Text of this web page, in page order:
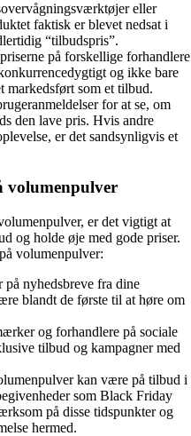
eller
faktisk er blevet nedsat i
“tilbudspris”.
på forskellige forhandlere
og ikke bare
markedsført som et tilbud.
for at se, om
den lave pris. Hvis andre
er det sandsynligvis et
volumenpulver
er det vigtigt at
og holde øje med gode priser.
volumenpulver:
nyhedsbreve fra dine
blandt de første til at høre om
og forhandlere på sociale
tilbud og kampagner med
kan være på tilbud i
som Black Friday
på disse tidspunkter og
hermed.